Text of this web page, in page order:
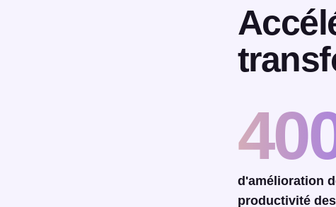
d'amélioration
productivité des